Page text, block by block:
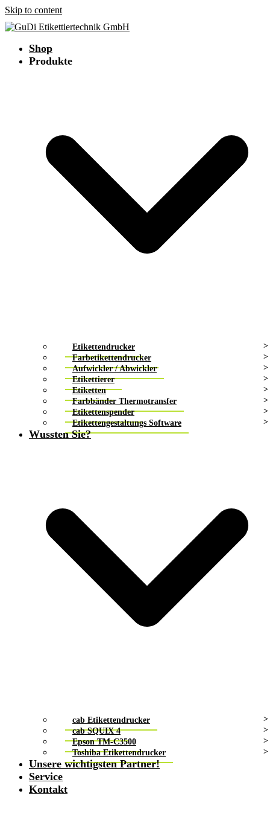
Skip to content
Shop
Produkte
Etikettendrucker
Farbetikettendrucker
Aufwickler / Abwickler
Etikettierer
Etiketten
Farbbänder Thermotransfer
Etikettenspender
Etikettengestaltungs Software
Wussten Sie?
cab Etikettendrucker
cab SQUIX 4
Epson TM-C3500
Toshiba Etikettendrucker
Unsere wichtigsten Partner!
Service
Kontakt